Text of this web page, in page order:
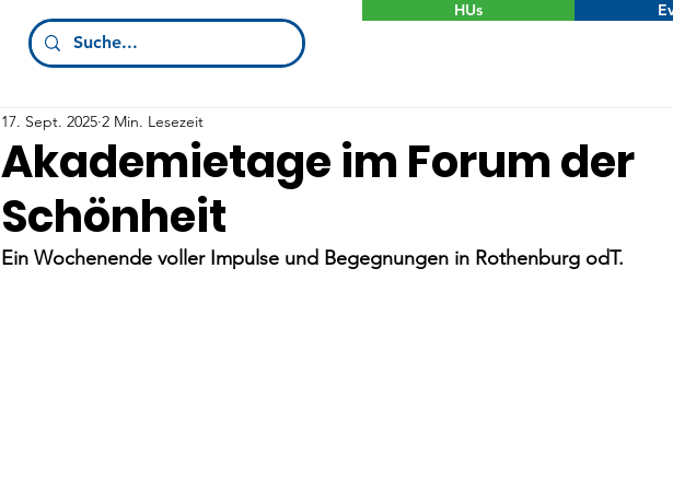
HUs
Akademietage im Forum der
Schönheit
17. Sept. 2025 2 Min. Lesezeit
Ein Wochenende voller Impulse und Begegnungen in Rothenburg odT.